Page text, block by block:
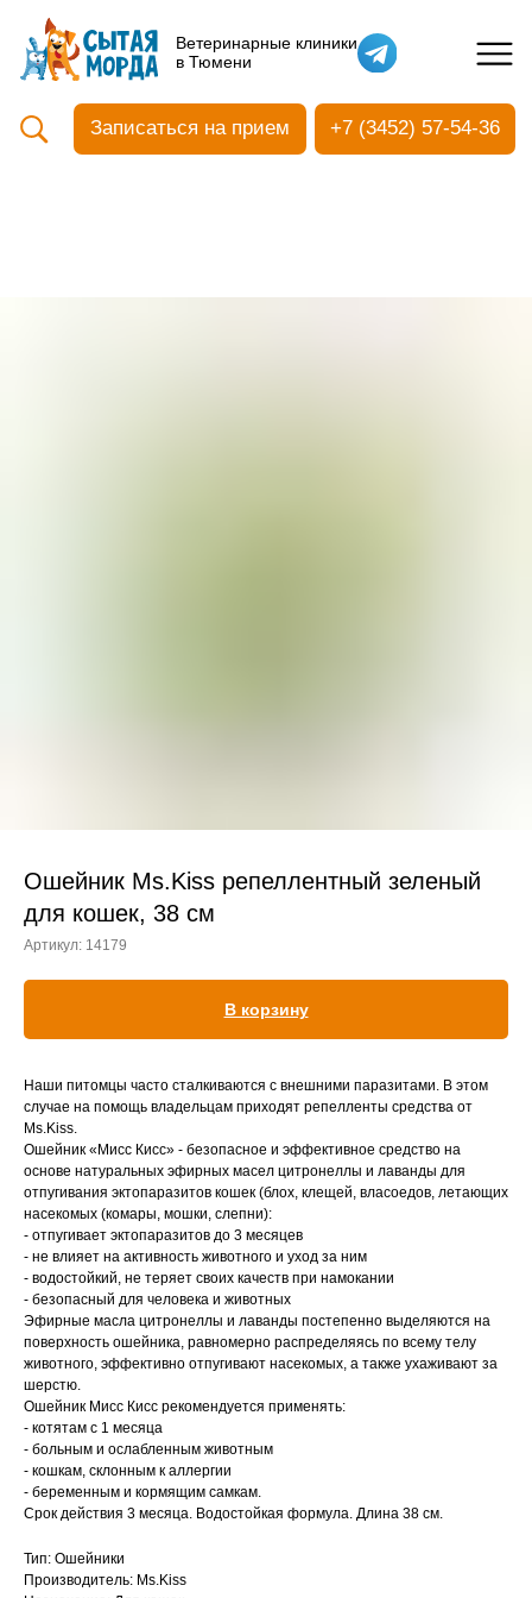
Ветеринарные клиники
в Тюмени
Кастрация собак
Вакцинация
Ультразвуковая чистка зубов
Общий анализ крови
Лечение шиншилл
Вакцинация кроликов
Вакцинация хорьков
Ошейник Ms.Kiss репеллентный зеленый
для кошек, 38 см
Артикул: 14179
В корзину
Наши питомцы часто сталкиваются с внешними паразитами. В этом
случае на помощь владельцам приходят репелленты средства от
Ms.Kiss.
Ошейник «Мисс Кисс» - безопасное и эффективное средство на
основе натуральных эфирных масел цитронеллы и лаванды для
отпугивания эктопаразитов кошек (блох, клещей, власоедов, летающих
насекомых (комары, мошки, слепни):
- отпугивает эктопаразитов до 3 месяцев
- не влияет на активность животного и уход за ним
- водостойкий, не теряет своих качеств при намокании
- безопасный для человека и животных
Эфирные масла цитронеллы и лаванды постепенно выделяются на
поверхность ошейника, равномерно распределяясь по всему телу
животного, эффективно отпугивают насекомых, а также ухаживают за
шерстю.
Ошейник Мисс Кисс рекомендуется применять:
- котятам с 1 месяца
- больным и ослабленным животным
- кошкам, склонным к аллергии
- беременным и кормящим самкам.
Срок действия 3 месяца. Водостойкая формула. Длина 38 см.
Тип: Ошейники
Производитель: Ms.Kiss
© 2015—2026 ООО «Сытая Морда»
Данный сайт носит информационный характер и
Политика конфиденциальности
Согласие на обработку перс. данных
+7 (3452) 57-54-36 Заказать звонок
Хотите у нас работать?
Заполнить анкету
Правила оказания ветеринарной помощи
Реквизиты